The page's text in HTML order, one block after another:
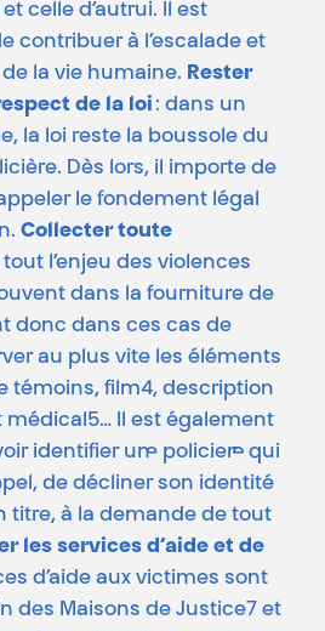
celle d’autrui. Il est
contribuer à l’escalade et
la vie humaine. Rester
de la loi : dans un
la loi reste la boussole du
Dès lors, il importe de
le fondement légal
Collecter toute
tout l’enjeu des violences
dans la fourniture de
donc dans ces cas de
au plus vite les éléments
témoins, film4, description
médical5… Il est également
identifier un·e policier·e qui
de décliner son identité
titre, à la demande de tout
les services d’aide et de
d’aide aux victimes sont
des Maisons de Justice7 et